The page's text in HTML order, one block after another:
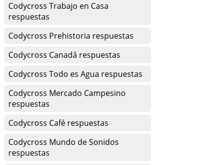
Codycross Trabajo en Casa
respuestas
Codycross Prehistoria respuestas
Codycross Canadá respuestas
Codycross Todo es Agua respuestas
Codycross Mercado Campesino
respuestas
Codycross Café respuestas
Codycross Mundo de Sonidos
respuestas